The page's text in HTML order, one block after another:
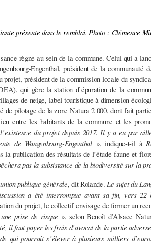
présente dans le remblai. Photo : Clémence
règne au sein de la commune. Celui qui a
Engenthal, président de la communauté
projet, président de la commission locale du
qui gère la station d’épuration de la
de neige, label touristique à dimension
de pilotage de la zone Natura 2 000, dont fait
entre les habitants de la commune et les
du projet depuis 2017. Il y a eu par
de Wangenbourg-Engenthal », indique-t-il à
la publication des résultats de l’étude faune et
pas la subsistance de la biodiversité sur la
publique générale, dit Rolande. Le sujet du
a été interrompue avant sa fin, vers 22
du projet, le collectif envisage de former un
une prise de risque », selon Benoît d’Alsace
il faut payer les frais d’avocat de la partie
qui pourrait s’élever à plusieurs milliers